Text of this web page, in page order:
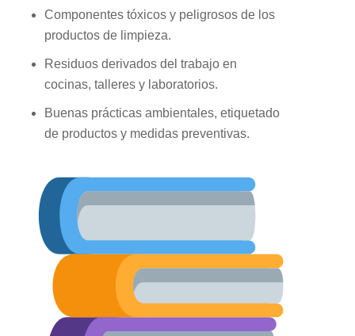
Componentes tóxicos y peligrosos de los
productos de limpieza.
Residuos derivados del trabajo en
cocinas, talleres y laboratorios.
Buenas prácticas ambientales, etiquetado
de productos y medidas preventivas.